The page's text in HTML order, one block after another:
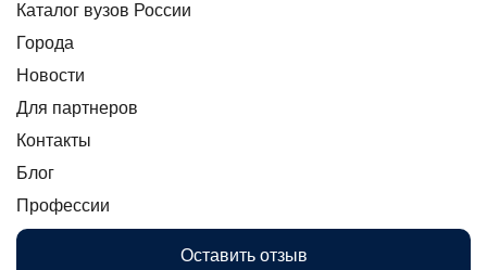
Каталог вузов России
Города
Новости
Для партнеров
Контакты
Блог
Профессии
Оставить отзыв